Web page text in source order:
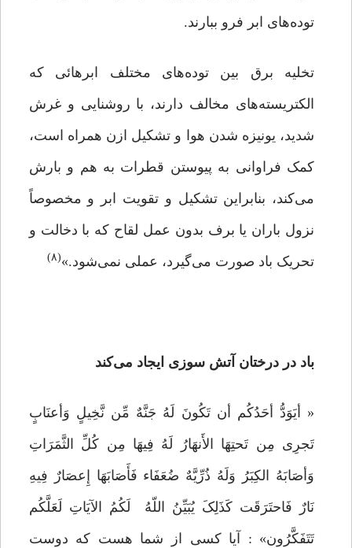
توده‌های ابر فرو ببارند.
تخلیه برق بین توده‌های مختلف ابرهائی که
الکتریسته‌های مخالف دارند، با روشنایی و غرش
شدید، یونیزه شدن هوا و تشکیل ازن همراه است،
کمک فراوانی به پیوستن قطرات به هم و بارش
می‌کند، بنابراین تشکیل و تقویت ابر و مخصوصاً
نزول باران یا برف بدون عمل لقاح که با دخالت و
تحریک باد صورت می‌گیرد،‌ عملی نمی‌شود.»(۸)
باد در درختان آتش سوزی ایجاد می‌کند
« أیَوَدُّ أحَدُکُم أن تَکُونَ لَهُ جَنَّهٌ مِّن نَّخِیلٍ وَأعنَابٍ
تَجرِی مِن تَحتِهَا الأَنهَارُ لَهُ فِیهَا مِن کُلِّ الثَّمَرَاتِ
وَأصَابَهُ الکِبَرُ وَلَهُ ذُرِّیَّهٌ ضُعَفَاء فَأَصَابَهَا إِعصَارٌ فِیهِ
نَارٌ فَاحتَرَقَت کَذَلِکَ یُبَیِّنُ اللّهُ لَکُمُ الآیَاتِ لَعَلَّکُم
تَتَفَکَّرُون» : آیا کسی از شما هست که دوست